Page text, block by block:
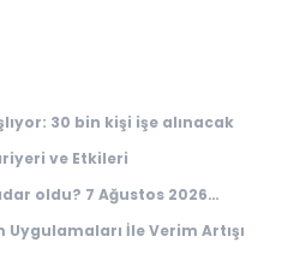
30 bin kişi işe alınacak
ve Etkileri
oldu? 7 Ağustos 2026
İle Verim Artışı